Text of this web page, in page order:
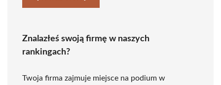
Znalazłeś swoją firmę w naszych
rankingach?
Twoja firma zajmuje miejsce na podium w